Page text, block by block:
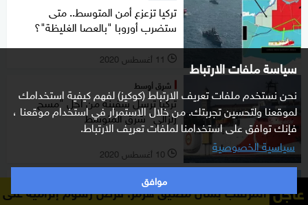
سياسة ملفات الارتباط
نحن نستخدم ملفات تعريف الارتباط (كوكيز) لفهم كيفية استخدامك
لموقعنا ولتحسين تجربتك. من خلال الاستمرار في استخدام موقعنا ،
فإنك توافق على استخدامنا لملفات تعريف الارتباط.
سياسية الخصوصية
موافق
تركيا تزعزع أمن المتوسط.. متى
ستضرب أوروبا "بالعصا الغليظة"؟
l 11 أغسطس 2020
شرق أوسط
تركيا ترسل سفينة من أجل "مسح
زلزالي" شرق المتوسط
l 10 أغسطس 2020
عالم
تركيا تعلن استئناف التنقيب عن النفط عاجل
بشأن مضيق هرمز: فرض رسوم إلزامية على السفن تشمل